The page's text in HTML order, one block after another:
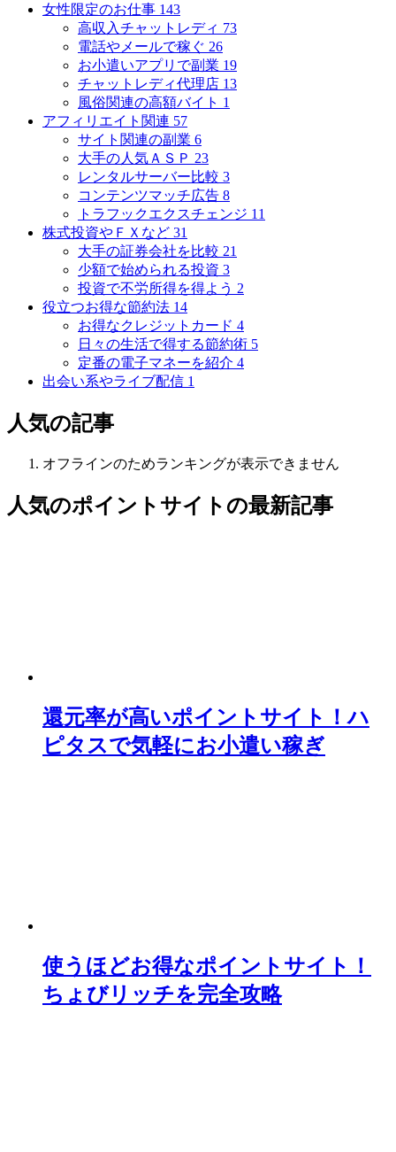
女性限定のお仕事 143
高収入チャットレディ 73
電話やメールで稼ぐ 26
お小遣いアプリで副業 19
チャットレディ代理店 13
風俗関連の高額バイト 1
アフィリエイト関連 57
サイト関連の副業 6
大手の人気ＡＳＰ 23
レンタルサーバー比較 3
コンテンツマッチ広告 8
トラフックエクスチェンジ 11
株式投資やＦＸなど 31
大手の証券会社を比較 21
少額で始められる投資 3
投資で不労所得を得よう 2
役立つお得な節約法 14
お得なクレジットカード 4
日々の生活で得する節約術 5
定番の電子マネーを紹介 4
出会い系やライブ配信 1
人気の記事
オフラインのためランキングが表示できません
人気のポイントサイト の最新記事
還元率が高いポイントサイト！ハ
ピタスで気軽にお小遣い稼ぎ
使うほどお得なポイントサイト！
ちょびリッチを完全攻略